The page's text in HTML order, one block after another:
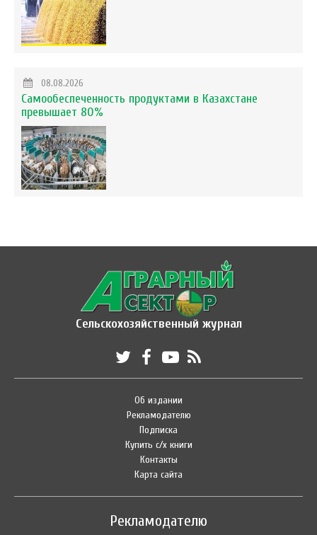
08.08.2026
Самообеспеченность продуктами в Казахстане
превышает 80%
Сельскохозяйственный журнал
Об издании
Рекламодателю
Подписка
Купить с/х книги
Контакты
Карта сайта
Рекламодателю